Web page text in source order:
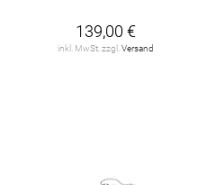
139,00 €
inkl. MwSt. zzgl. Versand